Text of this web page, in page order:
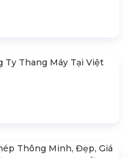
Ty Thang Máy Tại Việt
Thông Minh, Đẹp, Giá